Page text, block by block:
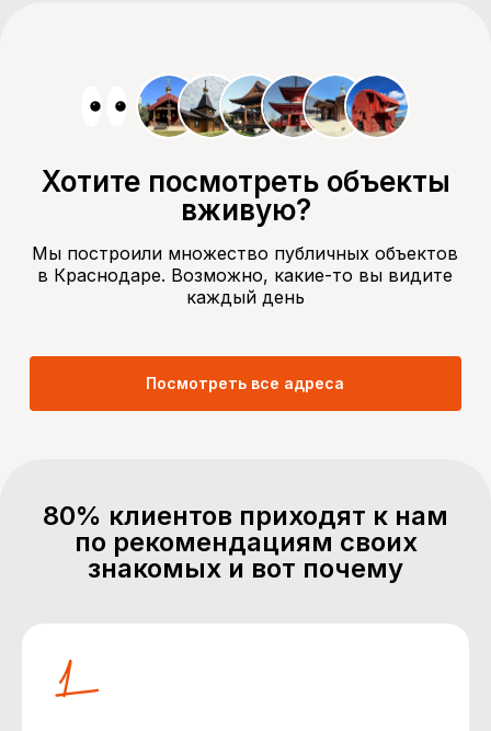
Хотите посмотреть объекты
вживую?
Мы построили множество публичных объектов
в Краснодаре. Возможно, какие-то вы видите
каждый день
Посмотреть все адреса
80% клиентов приходят к нам
по рекомендациям своих
знакомых и вот почему